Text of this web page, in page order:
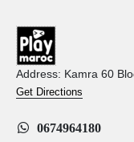
Address: Kamra 60
Get Directions
0674964180